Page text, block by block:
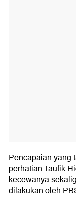
Pencapaian yang
perhatian Taufik
kecewanya
dilakukan oleh